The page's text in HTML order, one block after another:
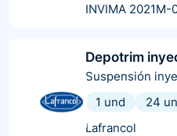
INVIMA 2021M-
Depotrim
Suspensión
1 und
24
Lafrancol